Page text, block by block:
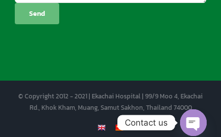
© Copyright 2012 - 2021 | Ekachai Hospital | 99/9 Moo 4, Ekachai
Rd., Khok Kham, Muang, Samut Sakhon, Thailand 74000
EN CNContact us